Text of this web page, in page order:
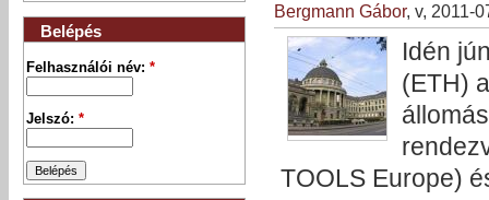
Bergmann Gábor, v, 2011-
Idén
(ETH)
TOOLS Europe)
Belépés
Felhasználói név:*
Jelszó:*